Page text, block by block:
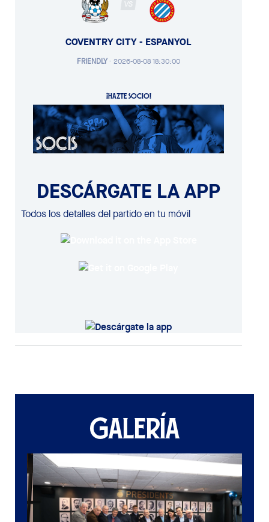
VS
COVENTRY CITY - ESPANYOL
FRIENDLY· 2026-08-08 18:30:00
¡HAZTE SOCIO!
DESCÁRGATE LA APP
Todos los detalles del partido en tu móvil
GALERÍA